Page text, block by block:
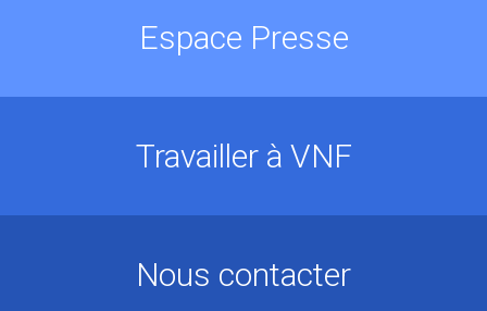
Espace Presse
Travailler à VNF
Nous contacter